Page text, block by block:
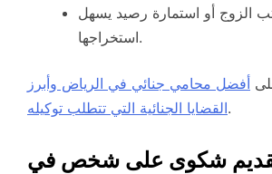
الزوج أو استمارة رصيد يسهل
استخراجها.
أفضل محامي جنائي في الرياض وأبرز
القضايا الجنائية التي تتطلب توكيله.
شكوى على شخص في